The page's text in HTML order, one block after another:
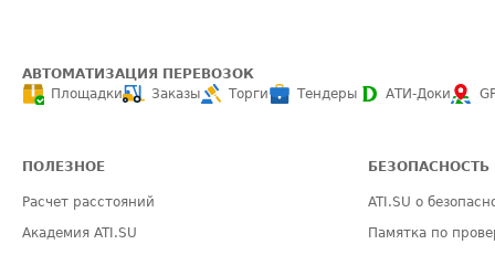
АВТОМАТИЗАЦИЯ ПЕРЕВОЗОК
Площадки
Заказы Торги Тендеры АТИ-Доки
ПОЛЕЗНОЕ
Расчет расстояний
Академия ATI.SU
БЕЗОПАСНОСТЬ
ATI.SU о
Памятка по